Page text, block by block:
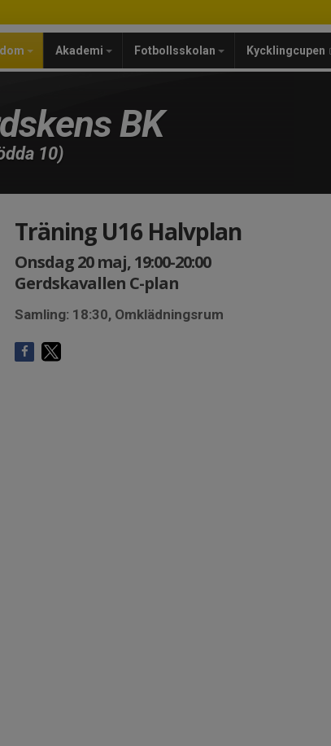
Akademi Fotbollsskolan Kycklingcupen
BK
10)
Träning U16 Halvplan
Onsdag 20 maj, 19:00-20:00
Gerdskavallen C-plan
Samling: 18:30, Omklädningsrum